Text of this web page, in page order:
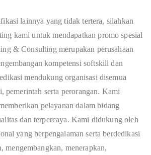
lainnya yang tidak tertera, silahkan
kami untuk mendapatkan promo spesial
& Consulting merupakan perusahaan
kompetensi softskill dan
mendukung organisasi disemua
pemerintah serta perorangan. Kami
pelayanan dalam bidang
dan terpercaya. Kami didukung oleh
yang berpengalaman serta berdedikasi
mengembangkan, menerapkan,